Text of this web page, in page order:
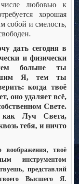
любовью к
хорошая
собой и смелость,
дать сегодня в
и физически
больше ты
Я, тем ты
когда твоё
оно удаляет всё,
Свете.
как Луч Света,
тебя, и ничто
твоё
инструментом
представляй
Высшего Я.